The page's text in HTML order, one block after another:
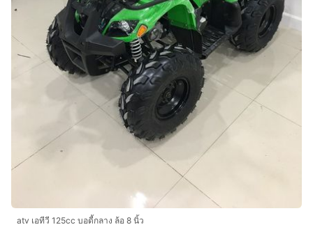
atv เอทีวี 125cc บอดี้กลาง ล้อ 8 นิ้ว